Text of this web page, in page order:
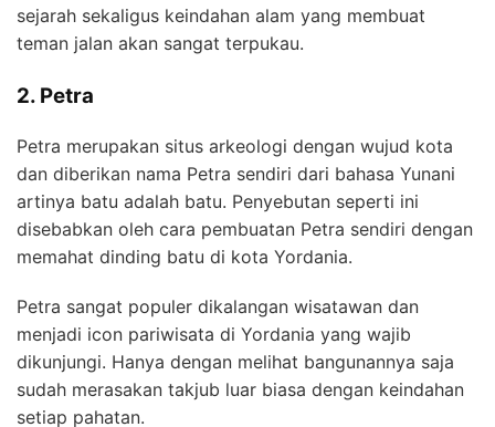
sejarah sekaligus keindahan alam yang membuat
teman jalan akan sangat terpukau.
2. Petra
Petra merupakan situs arkeologi dengan wujud kota
dan diberikan nama Petra sendiri dari bahasa Yunani
artinya batu adalah batu. Penyebutan seperti ini
disebabkan oleh cara pembuatan Petra sendiri dengan
memahat dinding batu di kota Yordania.
Petra sangat populer dikalangan wisatawan dan
menjadi icon pariwisata di Yordania yang wajib
dikunjungi. Hanya dengan melihat bangunannya saja
sudah merasakan takjub luar biasa dengan keindahan
setiap pahatan.